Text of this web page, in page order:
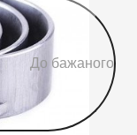
До бажаного